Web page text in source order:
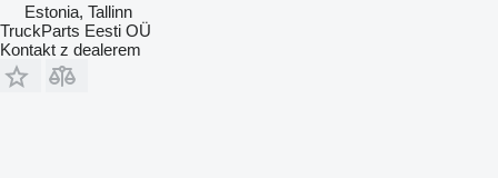
Estonia, Tallinn
TruckParts Eesti OÜ
Kontakt z dealerem